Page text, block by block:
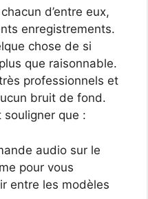
d’entre eux,
enregistrements.
chose de si
que raisonnable.
professionnels et
bruit de fond.
souligner que :
audio sur le
pour vous
entre les modèles